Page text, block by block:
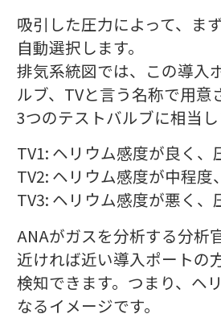
吸引した圧力によって、ま
自動選択します。
排気系統図では、この導入
ルブ、TVと言う名称で用意
3つのテストバルブに相当し
TV1: ヘリウム感度が良く、
TV2: ヘリウム感度が中程度
TV3: ヘリウム感度が悪く、
ANAがガスを分析する分析
近ければ近い導入ポートの
検知できます。つまり、ヘ
なるイメージです。